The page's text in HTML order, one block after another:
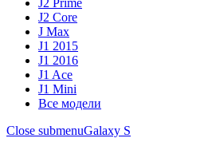
J2 Prime
J2 Core
J Max
J1 2015
J1 2016
J1 Ace
J1 Mini
Все модели
Close submenuGalaxy S